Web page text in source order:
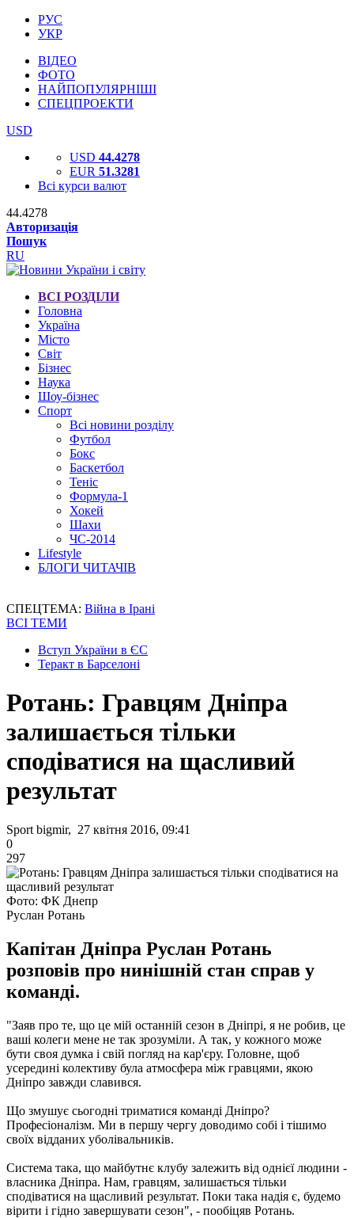
РУС
УКР
ВІДЕО
ФОТО
НАЙПОПУЛЯРНІШІ
СПЕЦПРОЕКТИ
USD
USD 44.4278
EUR 51.3281
Всі курси валют
44.4278
Авторизація
Пошук
RU
ВСІ РОЗДІЛИ
Головна
Україна
Місто
Світ
Бізнес
Наука
Шоу-бізнес
Спорт
Всі новини розділу
Футбол
Бокс
Баскетбол
Теніс
Формула-1
Хокей
Шахи
ЧС-2014
Lifestyle
БЛОГИ ЧИТАЧІВ
СПЕЦТЕМА: Війна в Ірані
ВСІ ТЕМИ
Вступ України в ЄС
Теракт в Барселоні
Ротань: Гравцям Дніпра
залишається тільки
сподіватися на щасливий
результат
Sport bigmir, 27 квітня 2016, 09:41
0
297
Фото: ФК Днепр
Руслан Ротань
Капітан Дніпра Руслан Ротань
розповів про нинішній стан справ у
команді.
"Заяв про те, що це мій останній сезон в Дніпрі, я не робив, це
ваші колеги мене не так зрозуміли. А так, у кожного може
бути своя думка і свій погляд на кар'єру. Головне, щоб
усередині колективу була атмосфера між гравцями, якою
Дніпро завжди славився.
Що змушує сьогодні триматися команді Дніпро?
Професіоналізм. Ми в першу чергу доводимо собі і тішимо
своїх відданих уболівальників.
Система така, що майбутнє клубу залежить від однієї людини -
власника Дніпра. Нам, гравцям, залишається тільки
сподіватися на щасливий результат. Поки така надія є, будемо
вірити і гідно завершувати сезон", - пообіцяв Ротань.